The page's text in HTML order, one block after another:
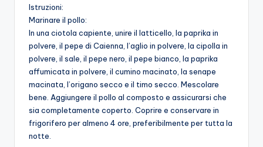
Istruzioni:
Marinare il pollo:
In una ciotola capiente, unire il latticello, la paprika in
polvere, il pepe di Caienna, l’aglio in polvere, la cipolla in
polvere, il sale, il pepe nero, il pepe bianco, la paprika
affumicata in polvere, il cumino macinato, la senape
macinata, l’origano secco e il timo secco. Mescolare
bene. Aggiungere il pollo al composto e assicurarsi che
sia completamente coperto. Coprire e conservare in
frigorifero per almeno 4 ore, preferibilmente per tutta la
notte.